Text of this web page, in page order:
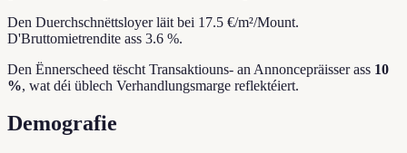
Den Duerchschnëttsloyer läit bei 17.5 €/m²/Mount.
D'Bruttomietrendite ass 3.6 %.
Den Ënnerscheed tëscht Transaktiouns- an Annoncepräisser ass 10
%, wat déi üblech Verhandlungsmarge reflektéiert.
Demografie